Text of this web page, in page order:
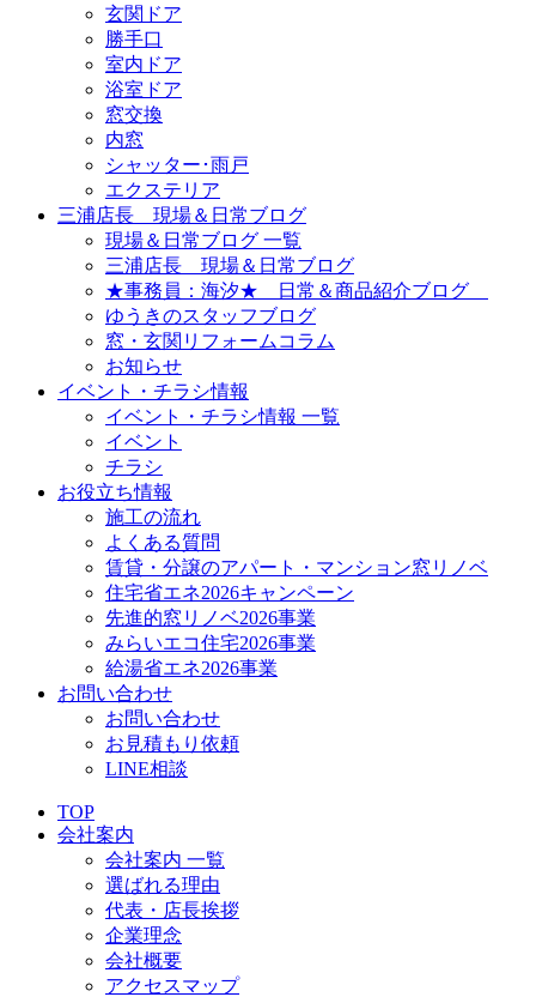
玄関ドア
勝手口
室内ドア
浴室ドア
窓交換
内窓
シャッター･雨戸
エクステリア
三浦店長 現場＆日常ブログ
現場＆日常ブログ 一覧
三浦店長 現場＆日常ブログ
★事務員：海汐★ 日常＆商品紹介ブログ
ゆうきのスタッフブログ
窓・玄関リフォームコラム
お知らせ
イベント・チラシ情報
イベント・チラシ情報 一覧
イベント
チラシ
お役立ち情報
施工の流れ
よくある質問
賃貸・分譲のアパート・マンション窓リノベ
住宅省エネ2026キャンペーン
先進的窓リノベ2026事業
みらいエコ住宅2026事業
給湯省エネ2026事業
お問い合わせ
お問い合わせ
お見積もり依頼
LINE相談
TOP
会社案内
会社案内 一覧
選ばれる理由
代表・店長挨拶
企業理念
会社概要
アクセスマップ